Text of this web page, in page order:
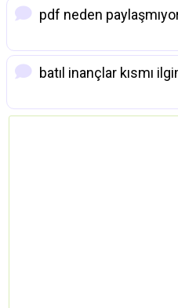
pdf neden
batıl inançlar kısmı